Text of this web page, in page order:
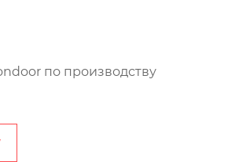
по производству